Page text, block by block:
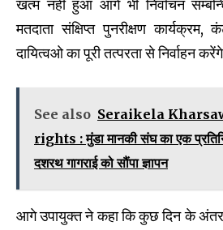
खत्म नही हुआ आगे भी निर्वाचन
मतदाता संक्षिप्त पुनरीक्षण
दायित्वओ का पूरी तत्परता से निर्वाहन
See also Seraikela
rights : मुंडा मानकी संघ का एक
दशरथ गागराई को सौंपा ज्ञापन
आगे उपायुक्त ने कहा कि कुछ दिन के